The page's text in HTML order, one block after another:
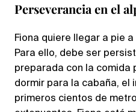
Perseverancia en el
Fiona quiere llegar a pie
Para ello, debe ser
preparada con la comida
dormir para la cabaña, el
primeros cientos de